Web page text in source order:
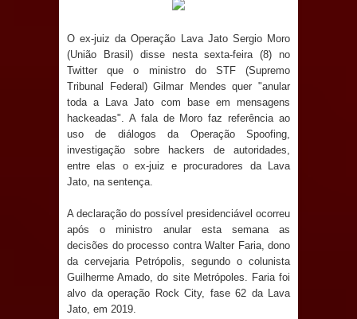
para preservar tamarindeiro e
revitalizar Memorial Augusto dos
Anjos
O verdadeiro oxigênio do Estado
Democrático de Direito – Bacharela
aborda de maneira inédita no mundo
jurídico brasileiro, temas polêmicos;
Prefeitura de Sapé promove
campanha Julho Neon com ações de
O ex-juiz da Operação Lava Jato Sergio Moro
(União Brasil) disse nesta sexta-feira (8) no
Twitter que o ministro do STF (Supremo
Tribunal Federal) Gilmar Mendes quer "anular
toda a Lava Jato com base em mensagens
hackeadas". A fala de Moro faz referência ao
uso de diálogos da Operação Spoofing,
investigação sobre hackers de autoridades,
entre elas o ex-juiz e procuradores da Lava
Jato, na sentença.
A declaração do possível presidenciável ocorreu
após o ministro anular esta semana as
decisões do processo contra Walter Faria, dono
da cervejaria Petrópolis, segundo o colunista
Guilherme Amado, do site Metrópoles. Faria foi
alvo da operação Rock City, fase 62 da Lava
Jato, em 2019.